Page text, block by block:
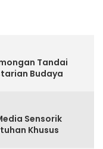
Tandai
Budaya
Sensorik
Khusus